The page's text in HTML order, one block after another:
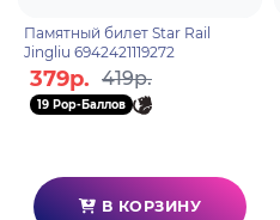
Памятный билет Star Rail
Jingliu 6942421119272
379р. 419р.
19 Pop-Баллов
В КОРЗИНУ